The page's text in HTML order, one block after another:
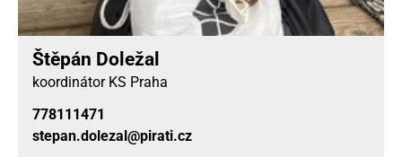
Štěpán Doležal
koordinátor KS Praha
778111471
stepan.dolezal@pirati.cz